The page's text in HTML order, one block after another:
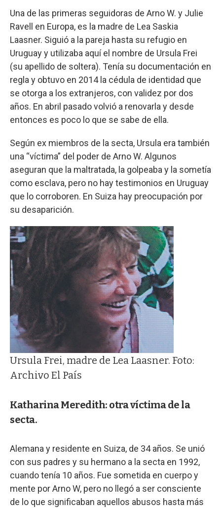
Una de las primeras seguidoras de Arno W. y Julie
Ravell en Europa, es la madre de Lea Saskia
Laasner. Siguió a la pareja hasta su refugio en
Uruguay y utilizaba aquí el nombre de Ursula Frei
(su apellido de soltera). Tenía su documentación en
regla y obtuvo en 2014 la cédula de identidad que
se otorga a los extranjeros, con validez por dos
años. En abril pasado volvió a renovarla y desde
entonces es poco lo que se sabe de ella.
Según ex miembros de la secta, Ursula era también
una “víctima” del poder de Arno W. Algunos
aseguran que la maltratada, la golpeaba y la sometía
como esclava, pero no hay testimonios en Uruguay
que lo corroboren. En Suiza hay preocupación por
su desaparición.
Ursula Frei, madre de Lea Laasner. Foto:
Archivo El País
Katharina Meredith: otra víctima de la
secta.
Alemana y residente en Suiza, de 34 años. Se unió
con sus padres y su hermano a la secta en 1992,
cuando tenía 10 años. Fue sometida en cuerpo y
mente por Arno W, pero no llegó a ser consciente
de lo que significaban aquellos abusos hasta más